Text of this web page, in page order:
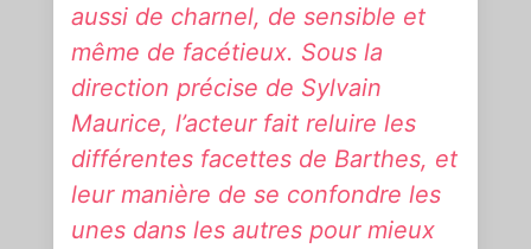
aussi de charnel, de sensible et
même de facétieux. Sous la
direction précise de Sylvain
Maurice, l’acteur fait reluire les
différentes facettes de Barthes, et
leur manière de se confondre les
unes dans les autres pour mieux